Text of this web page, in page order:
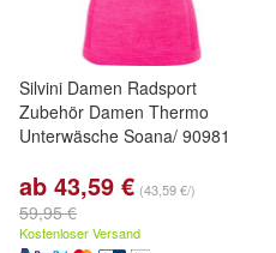
Silvini Damen Radsport
Zubehör Damen Thermo
Unterwäsche Soana/ 90981
ab 43,59 € (43,59 €/)
59,95 €
Kostenloser Versand